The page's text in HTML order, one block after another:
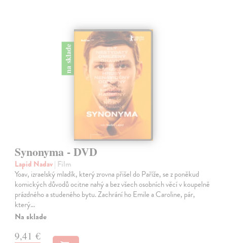
na sklade
Synonyma - DVD
Lapid Nadav| Film
Yoav, izraelský mladík, který zrovna přišel do Paříže, se z poněkud
komických důvodů ocitne nahý a bez všech osobních věcí v koupelně
prázdného a studeného bytu. Zachrání ho Emile a Caroline, pár,
který…
Na sklade
9,41 €